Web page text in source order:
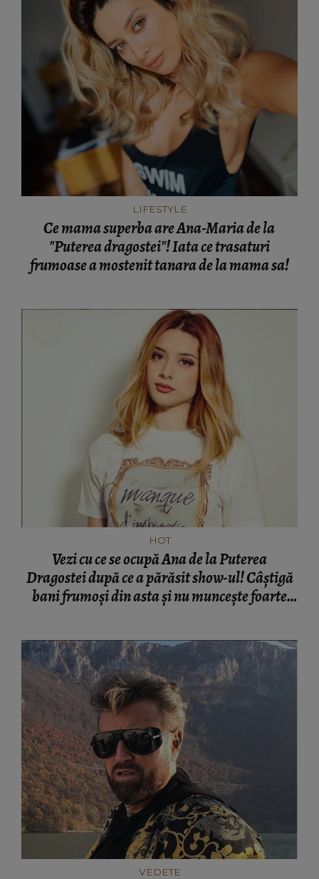
LIFESTYLE
Ce mama superba are Ana-Maria de la
"Puterea dragostei"! Iata ce trasaturi
frumoase a mostenit tanara de la mama sa!
HOT
Vezi cu ce se ocupă Ana de la Puterea
Dragostei după ce a părăsit show-ul! Câştigă
bani frumoşi din asta şi nu munceşte foarte
VEDETE